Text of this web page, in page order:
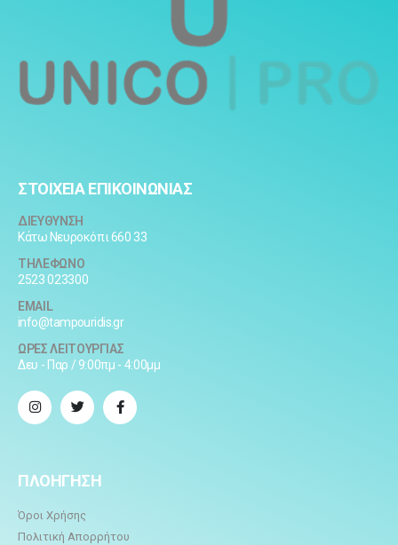
ΣΤΟΙΧΕΙΑ ΕΠΙΚΟΙΝΩΝΙΑΣ
ΔΙΕΥΘΥΝΣΗ
Κάτω Νευροκόπι 660 33
ΤΗΛΕΦΩΝΟ
2523 023300
EMAIL
info@tampouridis.gr
ΩΡΕΣ ΛΕΙΤΟΥΡΓΙΑΣ
Δευ - Παρ / 9:00πμ - 4:00μμ
ΠΛΟΗΓΗΣΗ
Όροι Χρήσης
Πολιτική Απορρήτου